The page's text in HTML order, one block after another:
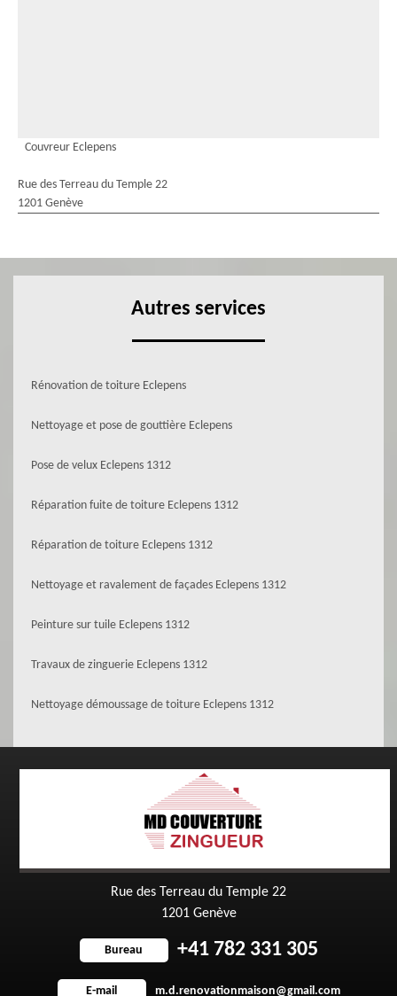
Couvreur Eclepens
Rue des Terreau du Temple 22
1201 Genève
Autres services
Rénovation de toiture Eclepens
Nettoyage et pose de gouttière Eclepens
Pose de velux Eclepens 1312
Réparation fuite de toiture Eclepens 1312
Réparation de toiture Eclepens 1312
Nettoyage et ravalement de façades Eclepens 1312
Peinture sur tuile Eclepens 1312
Travaux de zinguerie Eclepens 1312
Nettoyage démoussage de toiture Eclepens 1312
Rue des Terreau du Temple 22
1201 Genève
Bureau +41 782 331 305
E-mail m.d.renovationmaison@gmail.com